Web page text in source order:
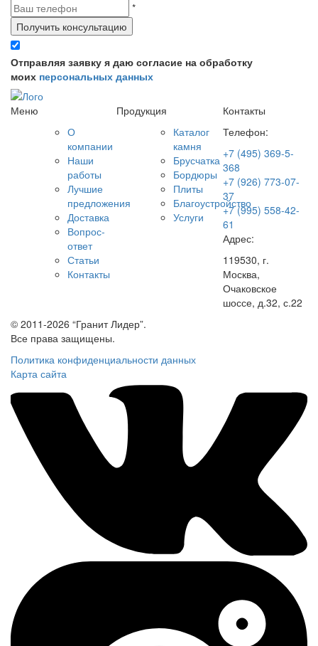
*
Получить консультацию
Отправляя заявку я даю согласие на обработку
моих персональных данных
Меню
О
компании
Наши
работы
Лучшие
предложения
Доставка
Вопрос-
ответ
Статьи
Контакты
Продукция
Каталог
камня
Брусчатка
Бордюры
Плиты
Благоустройство
Услуги
Контакты
Телефон:
+7 (495) 369-5-
368
+7 (926) 773-07-
37
+7 (995) 558-42-
61
Адрес:
119530, г.
Москва,
Очаковское
шоссе, д.32, с.22
© 2011-2026 “Гранит Лидер”.
Все права защищены.
Политика конфиденциальности данных
Карта сайта